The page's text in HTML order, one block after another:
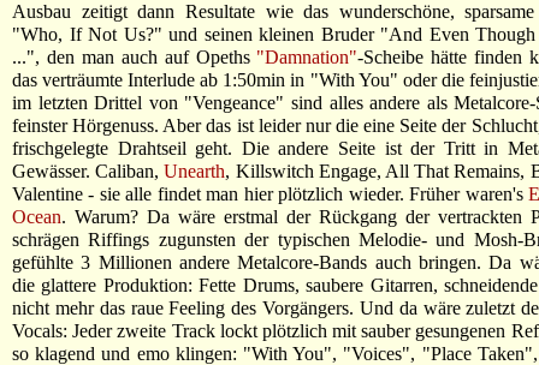
Ausbau zeitigt dann Resultate wie das wunderschöne,
"Who, If Not Us?" und seinen kleinen Bruder "And Even Though
...", den man auch auf Opeths "Damnation"-Scheibe hätte finden
das verträumte Interlude ab 1:50min in "With You" oder die
im letzten Drittel von "Vengeance" sind alles andere als Metalcore-
feinster Hörgenuss. Aber das ist leider nur die eine Seite der
frischgelegte Drahtseil geht. Die andere Seite ist der Tritt in
Gewässer. Caliban,Unearth, Killswitch Engage, All That Remains,
Valentine - sie alle findet man hier plötzlich wieder. Früher waren's
Ocean. Warum? Da wäre erstmal der Rückgang der vertrackten
schrägen Riffings zugunsten der typischen Melodie- und Mosh-
gefühlte 3 Millionen andere Metalcore-Bands auch bringen. Da
die glattere Produktion: Fette Drums, saubere Gitarren,
nicht mehr das raue Feeling des Vorgängers. Und da wäre zuletzt
Vocals: Jeder zweite Track lockt plötzlich mit sauber gesungenen
so klagend und emo klingen: "With You", "Voices", "Place